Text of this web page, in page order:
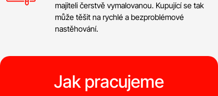
majiteli čerstvě vymalovanou. Kupující se tak
může těšit na rychlé a bezproblémové
nastěhování.
Jak pracujeme